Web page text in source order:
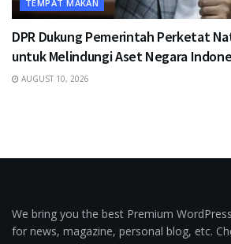
TEMPAT MAKAN
DPR Dukung Pemerintah Perketat
untuk Melindungi Aset Negara
AUGUST 10, 2026
We bring you the best Premium
for news, magazine, personal blog, etc.